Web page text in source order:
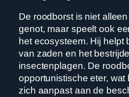
De roodborst is niet
genot, maar speelt ook
het ecosysteem. Hij helpt
van zaden en het
insectenplagen. De
opportunistische eter, wat
zich aanpast aan de